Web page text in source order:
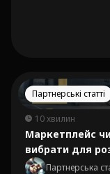
Партнерські статті
10 хвилин
Маркетплейс
вибрати для
Партнерська